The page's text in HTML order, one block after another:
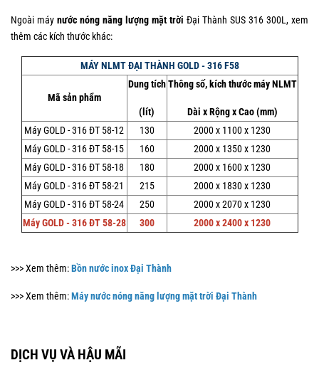
Ngoài máy nước nóng năng lượng mặt trời Đại Thành SUS 316 300L, xem
thêm các kích thước khác:
MÁY NLMTĐẠI THÀNH GOLD - 316 F58
Mã sản phẩm
Dung tích
(lít)
Thông số, kích thước máy NLMT
Dài x Rộng x Cao (mm)
Máy GOLD - 316 ĐT 58-12
130
2000 x 1100 x 1230
Máy GOLD - 316 ĐT 58-15
160
2000 x 1350 x 1230
Máy GOLD - 316 ĐT 58-18
180
2000 x 1600 x 1230
Máy GOLD - 316 ĐT 58-21
215
2000 x 1830 x 1230
Máy GOLD - 316 ĐT 58-24
250
2000 x 2070 x 1230
Máy GOLD - 316 ĐT 58-28
300 2000 x 2400 x 1230
>>> Xem thêm:Bồn nước inox Đại Thành
>>> Xem thêm:Máy nước nóng năng lượng mặt trời Đại Thành
DỊCH VỤ VÀ HẬU MÃI